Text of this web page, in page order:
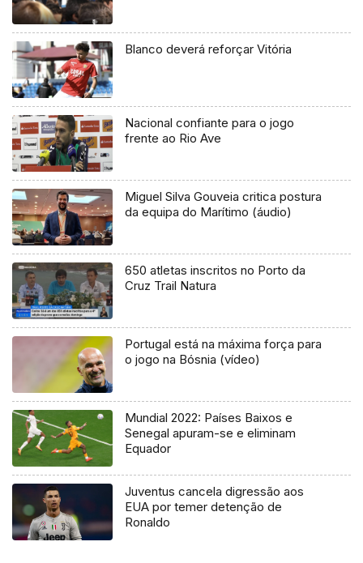
Blanco deverá reforçar Vitória
Nacional confiante para o jogo
frente ao Rio Ave
Miguel Silva Gouveia critica postura
da equipa do Marítimo (áudio)
650 atletas inscritos no Porto da
Cruz Trail Natura
Portugal está na máxima força para
o jogo na Bósnia (vídeo)
Mundial 2022: Países Baixos e
Senegal apuram-se e eliminam
Equador
Juventus cancela digressão aos
EUA por temer detenção de
Ronaldo